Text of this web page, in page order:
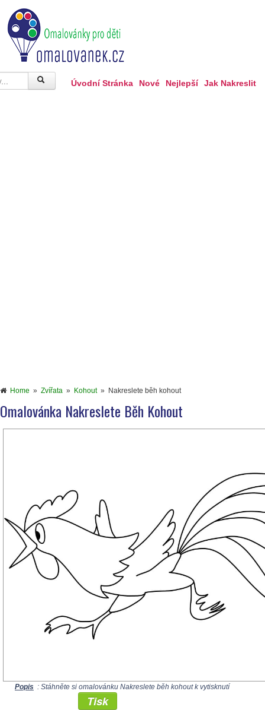
Úvodní Stránka Nové Nejlepší Jak Nakreslit
Home » Zvířata » Kohout» Nakreslete běh kohout
Omalovánka Nakreslete Běh Kohout
Popis : Stáhněte si omalovánku Nakreslete běh kohout k vytisknutí
Tisk